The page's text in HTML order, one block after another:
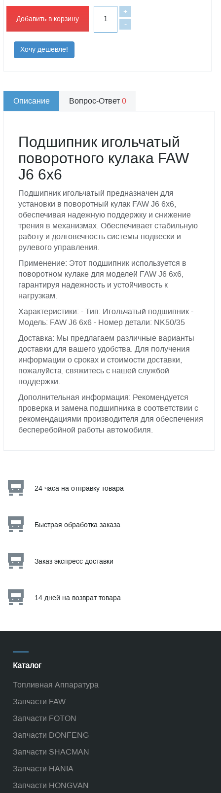
Добавить в корзину
-
+
Хочу дешевле!
Описание Вопрос-Ответ0
Подшипник игольчатый
поворотного кулака FAW
J6 6x6
Подшипник игольчатый предназначен для
установки в поворотный кулак FAW J6 6x6,
обеспечивая надежную поддержку и снижение
трения в механизмах. Обеспечивает стабильную
работу и долговечность системы подвески и
рулевого управления.
Применение: Этот подшипник используется в
поворотном кулаке для моделей FAW J6 6x6,
гарантируя надежность и устойчивость к
нагрузкам.
Характеристики: - Тип: Игольчатый подшипник -
Модель: FAW J6 6x6 - Номер детали: NK50/35
Доставка: Мы предлагаем различные варианты
доставки для вашего удобства. Для получения
информации о сроках и стоимости доставки,
пожалуйста, свяжитесь с нашей службой
поддержки.
Дополнительная информация: Рекомендуется
проверка и замена подшипника в соответствии с
рекомендациями производителя для обеспечения
бесперебойной работы автомобиля.
24 часа на отправку товара
Быстрая обработка заказа
Заказ экспресс доставки
14 дней на возврат товара
Каталог
Топливная Аппаратура
Запчасти FAW
Запчасти FOTON
Запчасти DONFENG
Запчасти SHACMAN
Запчасти HANIA
Запчасти HONGVAN